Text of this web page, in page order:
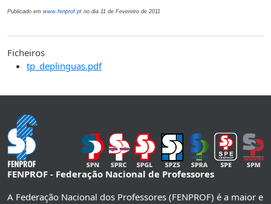
Publicado em www.fenprof.pt no dia 11 de Fevereiro de 2011
Ficheiros
tp_deplinguas.pdf
FENPROF - Federação Nacional de Professores
A Federação Nacional dos Professores (FENPROF) é a maior e